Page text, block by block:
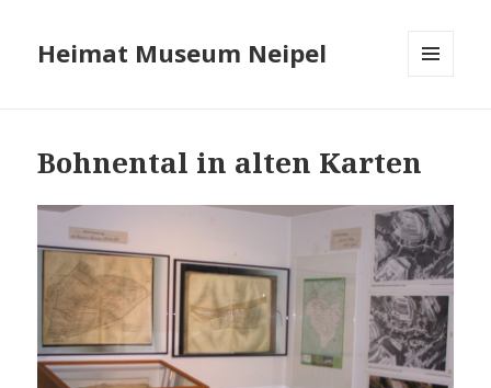
Heimat Museum Neipel
Bohnental in alten Karten